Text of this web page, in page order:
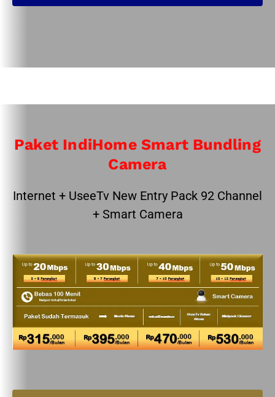
Paket IndiHome Smart Bundling
Camera
Internet + UseeTv New Entry Pack 92 Channel
+ Smart Camera